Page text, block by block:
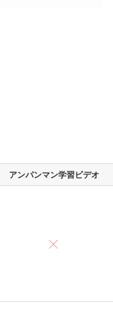
アンパンマン学習ビデオ